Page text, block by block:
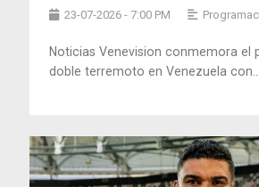
23-07-2026 - 7:00 PM
Noticias Venevision conmemora el
doble terremoto en Venezuela con...